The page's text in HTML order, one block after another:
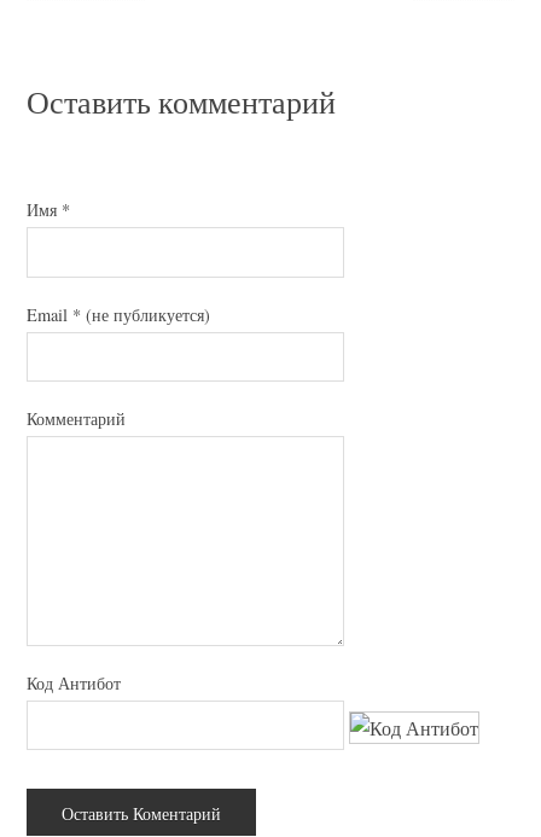
Оставить комментарий
Имя *
Email * (не публикуется)
Комментарий
Код Антибот